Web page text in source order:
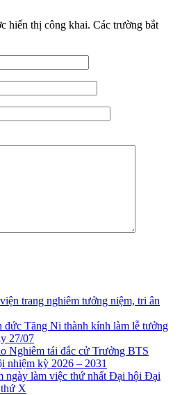
hiển thị công khai. Các trường bắt
trang nghiêm tưởng niệm, tri ân
Tăng Ni thành kính làm lễ tưởng
27/07
Nghiêm tái đắc cử Trưởng BTS
nhiệm kỳ 2026 – 2031
ngày làm việc thứ nhất Đại hội Đại
thứ X